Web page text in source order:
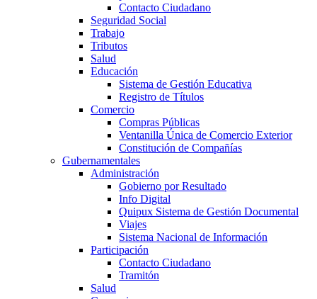
Contacto Ciudadano
Seguridad Social
Trabajo
Tributos
Salud
Educación
Sistema de Gestión Educativa
Registro de Títulos
Comercio
Compras Públicas
Ventanilla Única de Comercio Exterior
Constitución de Compañías
Gubernamentales
Administración
Gobierno por Resultado
Info Digital
Quipux Sistema de Gestión Documental
Viajes
Sistema Nacional de Información
Participación
Contacto Ciudadano
Tramitón
Salud